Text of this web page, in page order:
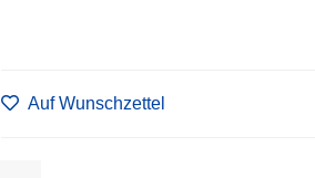
Auf Wunschzettel